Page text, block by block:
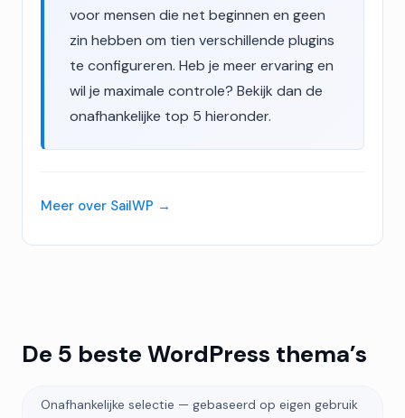
voor mensen die net beginnen en geen
zin hebben om tien verschillende plugins
te configureren. Heb je meer ervaring en
wil je maximale controle? Bekijk dan de
onafhankelijke top 5 hieronder.
Meer over SailWP
De 5 beste WordPress thema’s
Onafhankelijke selectie — gebaseerd op eigen gebruik